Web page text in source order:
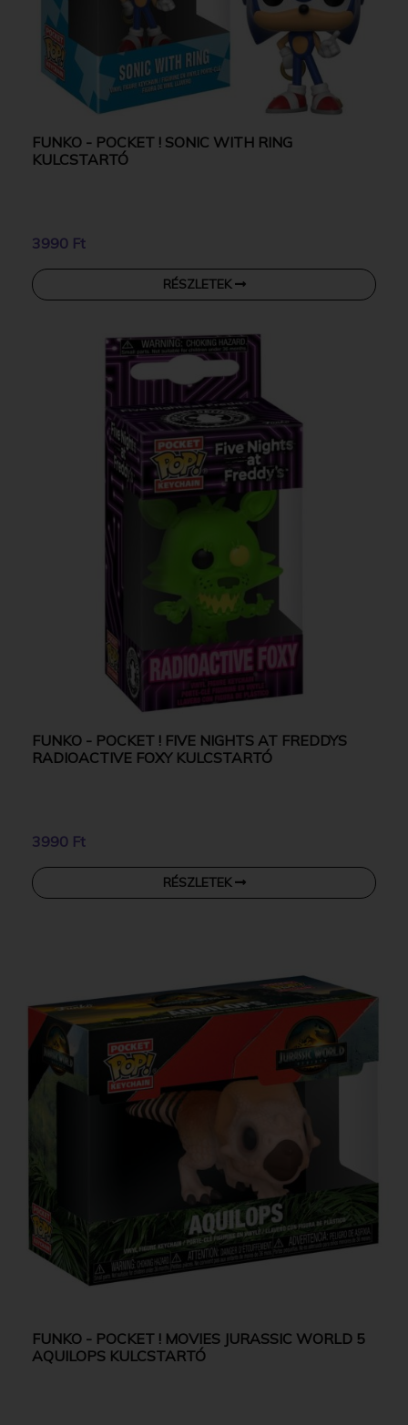
FUNKO - POCKET ! SONIC WITH RING
KULCSTARTÓ
3990 Ft
RÉSZLETEK
FUNKO - POCKET ! FIVE NIGHTS AT FREDDYS
RADIOACTIVE FOXY KULCSTARTÓ
3990 Ft
RÉSZLETEK
FUNKO - POCKET ! MOVIES JURASSIC WORLD 5
AQUILOPS KULCSTARTÓ